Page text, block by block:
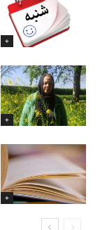
+
+
+